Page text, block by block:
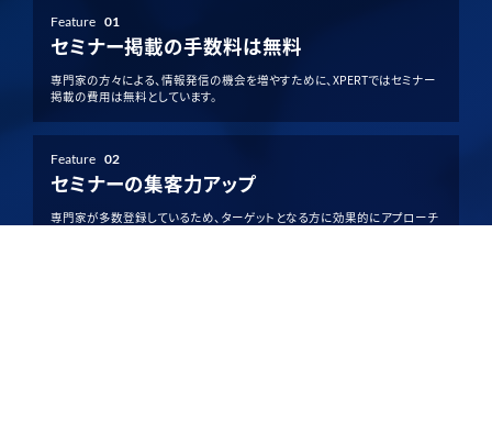
Feature 01
セミナー掲載の手数料は無料
専門家の方々による、情報発信の機会を増やすために、XPERTではセミナー
掲載の費用は無料としています。
Feature 02
セミナーの集客力アップ
専門家が多数登録しているため、ターゲットとなる方に効果的にアプローチ